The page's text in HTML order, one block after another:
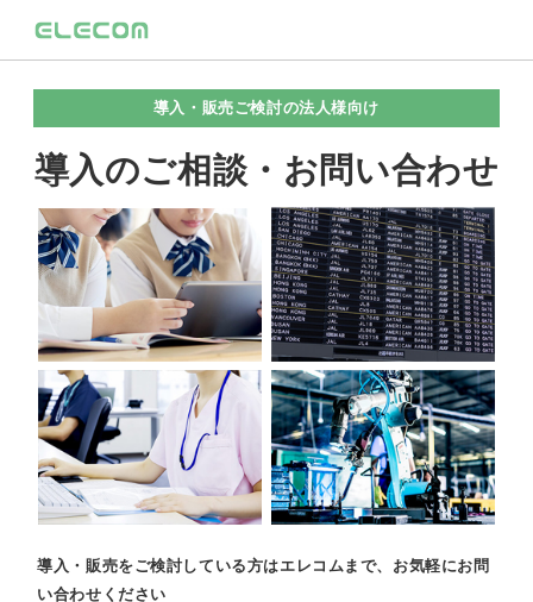
導入・販売ご検討の法人様向け
導入のご相談・お問い合わせ
導入・販売をご検討している方はエレコムまで、お気軽にお問
い合わせください